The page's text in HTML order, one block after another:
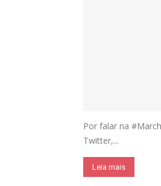
Por falar na
Twitter,...
Leia mais